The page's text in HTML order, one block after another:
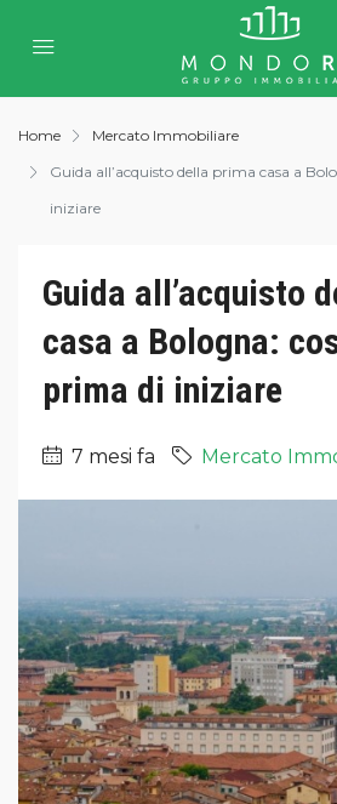
Home
Mercato Immobiliare
Guida all’acquisto della prima casa a
iniziare
Guida all’acquisto
casa a Bologna:
prima di iniziare
7 mesi fa Mercato